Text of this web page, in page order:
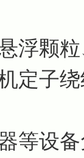
浮颗
定子
等设